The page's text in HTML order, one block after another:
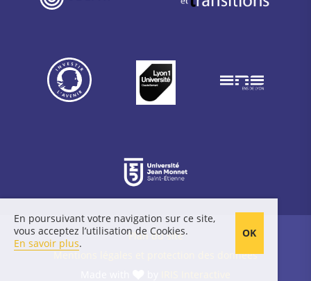
Plan du site
Mentions légales et protection des données
En poursuivant votre navigation sur ce site,
vous acceptez l’utilisation de Cookies.
En savoir plus.